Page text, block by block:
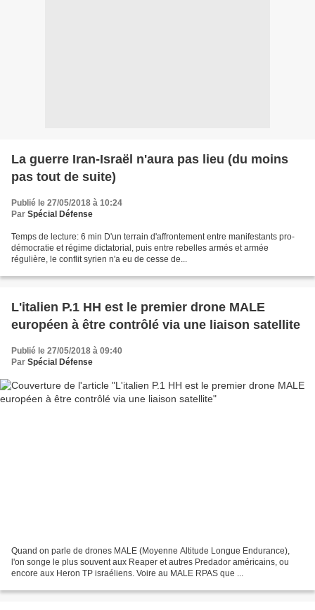
La guerre Iran-Israël n'aura pas lieu (du moins
pas tout de suite)
Publié le 27/05/2018 à 10:24
Par Spécial Défense
Temps de lecture: 6 min D'un terrain d'affrontement entre manifestants pro-
démocratie et régime dictatorial, puis entre rebelles armés et armée
régulière, le conflit syrien n'a eu de cesse de...
L'italien P.1 HH est le premier drone MALE
européen à être contrôlé via une liaison satellite
Publié le 27/05/2018 à 09:40
Par Spécial Défense
Quand on parle de drones MALE (Moyenne Altitude Longue Endurance),
l'on songe le plus souvent aux Reaper et autres Predador américains, ou
encore aux Heron TP israéliens. Voire au MALE RPAS que ...